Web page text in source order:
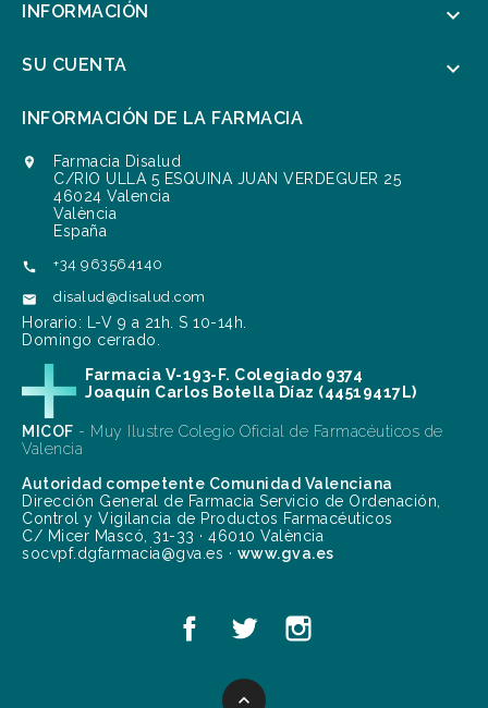
INFORMACIÓN 
SU CUENTA 
INFORMACIÓN DE LA FARMACIA

Farmacia Disalud
C/RIO ULLA 5 ESQUINA JUAN VERDEGUER 25
46024 Valencia
València
España
 +34 963564140
 disalud@disalud.com
Horario: L-V 9 a 21h. S 10-14h.
Domingo cerrado.
Farmacia V-193-F. Colegiado 9374
Joaquín Carlos Botella Díaz (44519417L)
MICOF - Muy Ilustre Colegio Oficial de Farmacéuticos de
Valencia
Autoridad competente Comunidad Valenciana
Dirección General de Farmacia Servicio de Ordenación,
Control y Vigilancia de Productos Farmacéuticos
C/ Micer Mascó, 31-33 · 46010 València
socvpf.dgfarmacia@gva.es · www.gva.es
